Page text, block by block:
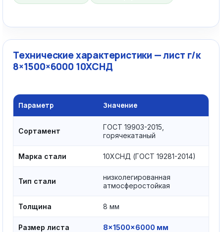
Технические характеристики — лист г/к
8×1500×6000 10ХСНД
Параметр Значение
Сортамент
ГОСТ 19903-2015,
горячекатаный
Марка стали 10ХСНД (ГОСТ 19281-2014)
Тип стали
низколегированная
атмосферостойкая
Толщина 8 мм
Размер листа 8×1500×6000 мм